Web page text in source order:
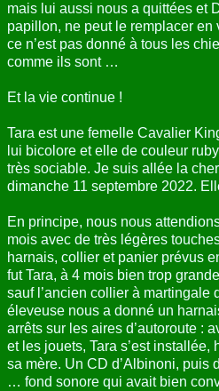
mais lui aussi nous a quittées et
papillon, ne peut le remplacer en
ce n’est pas donné à tous les
comme ils sont …
Et la vie continue !
Tara est une femelle Cavalier
lui bicolore et elle de couleur
très sociable. Je suis allée la
dimanche 11 septembre 2022.
En principe, nous nous
mois avec de très légères
harnais, collier et panier prévus
fut Tara, à 4 mois bien trop
sauf l’ancien collier à
éleveuse nous a donné un
arrêts sur les aires d’autoroute :
et les jouets, Tara s’est installée,
sa mère. Un CD d’Albinoni, puis
… fond sonore qui avait bien